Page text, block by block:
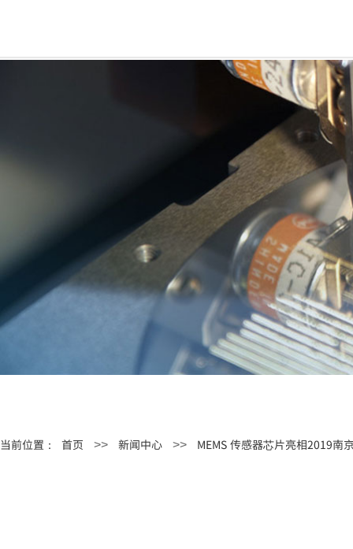
当前位置： 首页 >> 新闻中心 >> MEMS 传感器芯片亮相2019南